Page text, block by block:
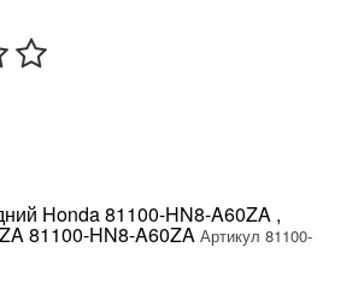
Honda 81100-HN8-A60ZA ,
81100-HN8-A60ZA Артикул 81100-